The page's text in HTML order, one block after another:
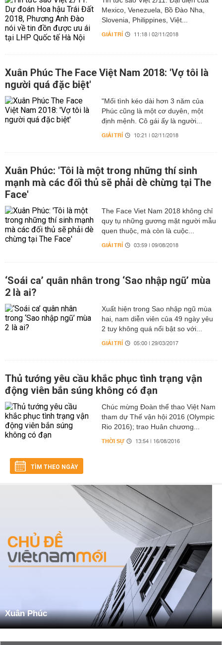
Mexico, Venezuela, Bồ Đào Nha,
Slovenia, Philippines, Việt...
GIẢI TRÍ 11:18 | 02/11/2018
Xuân Phúc The Face Việt Nam 2018: 'Vợ tôi là
người quá đặc biệt'
"Mối tình kéo dài hơn 3 năm của
Phúc cũng là một cơ duyên, một
định mệnh. Cô gái ấy là người...
GIẢI TRÍ 10:21 | 02/11/2018
Xuân Phúc: 'Tôi là một trong những thí sinh
mạnh mà các đối thủ sẽ phải dè chừng tại The
Face'
The Face Viet Nam 2018 không chỉ
quy tụ những gương mặt người mẫu
quen thuộc, mà còn là cuộc...
GIẢI TRÍ 03:59 | 09/08/2018
‘Soái ca’ quân nhân trong ‘Sao nhập ngũ’ mùa
2 là ai?
Xuất hiện trong Sao nhập ngũ mùa
hai, nam diễn viên của 49 ngày yêu
2 tuy không quá nổi bật so với...
GIẢI TRÍ 05:00 | 29/03/2017
Thủ tướng yêu cầu khắc phục tình trạng vận
động viên bắn súng không có đạn
Chúc mừng Đoàn thể thao Việt Nam
tham dự Thế vận hội 2016 (Olympic
Rio 2016); trao Huân chương...
THỜI SỰ 13:54 | 16/08/2016
TÌM THEO NGÀY
Xuân Phúc